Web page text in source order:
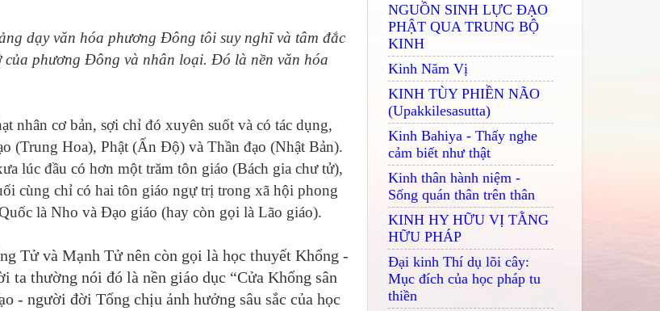
dạy văn hóa phương Đông tôi suy nghĩ và tâm đắc
của phương Đông và nhân loại. Đó là nền văn hóa
nhân cơ bản, sợi chỉ đó xuyên suốt và có tác dụng,
(Trung Hoa), Phật (Ấn Độ) và Thần đạo (Nhật Bản).
lúc đầu có hơn một trăm tôn giáo (Bách gia chư tử),
cùng chỉ có hai tôn giáo ngự trị trong xã hội phong
là Nho và Đạo giáo (hay còn gọi là Lão giáo).
Tử và Mạnh Tử nên còn gọi là học thuyết Khổng -
ta thường nói đó là nền giáo dục “Cửa Khổng sân
- người đời Tống chịu ảnh hưởng sâu sắc của học
NGUỒN SINH LỰC ĐẠO
PHẬT QUA TRUNG BỘ
KINH
Kinh Năm Vị
KINH TÙY PHIỀN NÃO
(Upakkilesasutta)
Kinh Bahiya - Thấy nghe
cảm biết như thật
Kinh thân hành niệm -
Sống quán thân trên thân
KINH HY HỮU VỊ TẰNG
HỮU PHÁP
Đại kinh Thí dụ lõi cây:
Mục đích của học pháp tu
thiền